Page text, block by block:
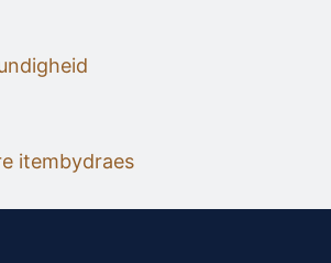
itembydraes